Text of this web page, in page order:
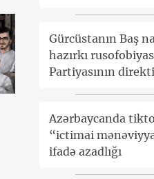
Gürcüstanın Baş
hazırkı
Partiyasının
Azərbaycanda
“ictimai
ifadə azadlığı